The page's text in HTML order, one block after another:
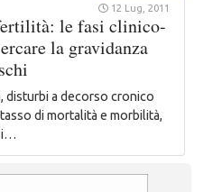
12 Lug, 2011
le fasi clinico-
la gravidanza
disturbi a decorso cronico
di mortalità e morbilità,